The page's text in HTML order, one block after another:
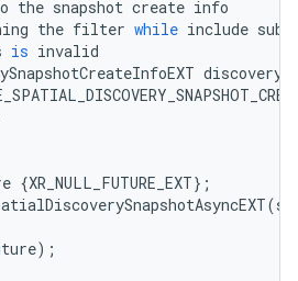
the snapshot create info
the filter while include
is invalid
{XR_NULL_FUTURE_EXT};
(
);